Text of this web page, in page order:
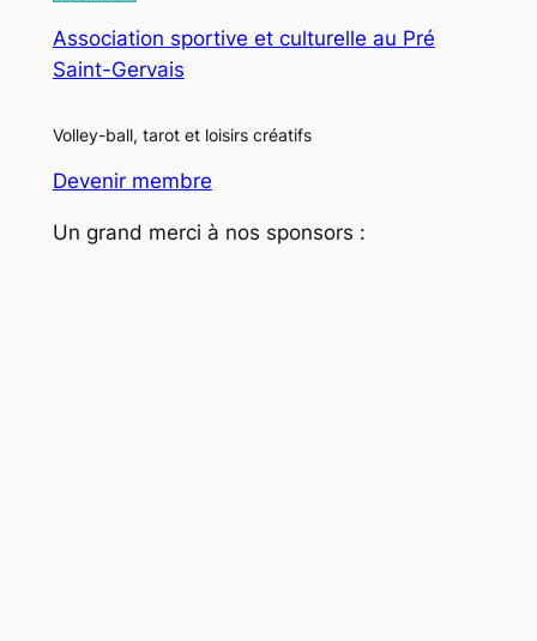
Association sportive et culturelle au Pré
Saint-Gervais
Volley-ball, tarot et loisirs créatifs
Devenir membre
Un grand merci à nos sponsors :